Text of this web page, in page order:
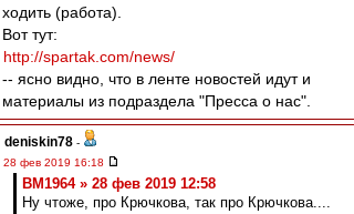
ходить (работа).
Вот тут:
http://spartak.com/news/
-- ясно видно, что в ленте новостей идут и
материалы из подраздела "Пресса о нас".
deniskin78 -
28 фев 2019 16:18
BM1964 » 28 фев 2019 12:58
Ну чтоже, про Крючкова, так про Крючкова....